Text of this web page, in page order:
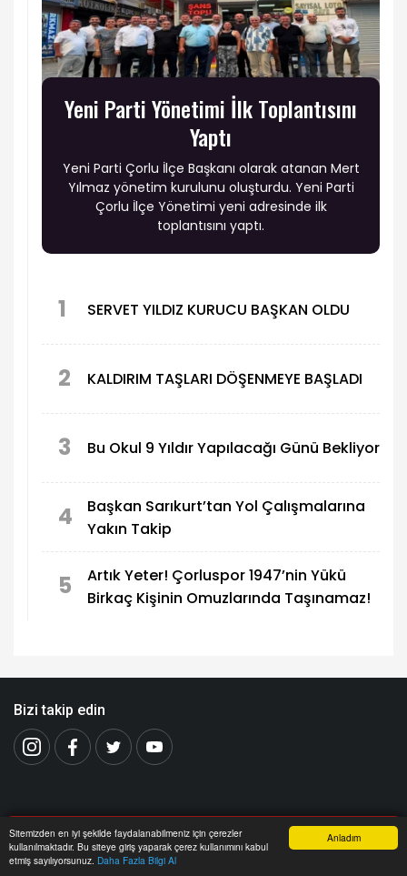
Anladım
Sitemizden en iyi şekilde faydalanabilmeniz için çerezler
kullanılmaktadır. Bu siteye giriş yaparak çerez kullanımını kabul
etmiş sayılıyorsunuz. Daha Fazla Bilgi Al
Yeni Parti Yönetimi İlk Toplantısını
Yaptı
Yeni Parti Çorlu İlçe Başkanı olarak atanan Mert
Yılmaz yönetim kurulunu oluşturdu. Yeni Parti
Çorlu İlçe Yönetimi yeni adresinde ilk
toplantısını yaptı.
1 SERVET YILDIZ KURUCU BAŞKAN OLDU
2 KALDIRIM TAŞLARI DÖŞENMEYE BAŞLADI
3 Bu Okul 9 Yıldır Yapılacağı Günü Bekliyor
4
Başkan Sarıkurt’tan Yol Çalışmalarına
Yakın Takip
5
Artık Yeter! Çorluspor 1947’nin Yükü
Birkaç Kişinin Omuzlarında Taşınamaz!
Bizi takip edin
TEKİRDAĞ
Foto Galeri
Anasayfa Yazarlar Haber Ara İhbar Hattı Menu